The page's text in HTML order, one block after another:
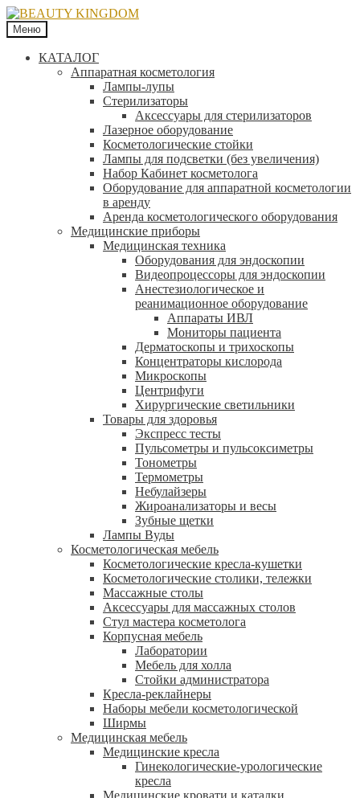
Меню
КАТАЛОГ
Аппаратная косметология
Лампы-лупы
Стерилизаторы
Аксессуары для стерилизаторов
Лазерное оборудование
Косметологические стойки
Лампы для подсветки (без увеличения)
Набор Кабинет косметолога
Оборудование для аппаратной косметологии
в аренду
Аренда косметологического оборудования
Медицинские приборы
Медицинская техника
Оборудования для эндоскопии
Видеопроцессоры для эндоскопии
Анестезиологическое и
реанимационное оборудование
Аппараты ИВЛ
Мониторы пациента
Дерматоскопы и трихоскопы
Концентраторы кислорода
Микроскопы
Центрифуги
Xирургические светильники
Товары для здоровья
Экспресс тесты
Пульсометры и пульсоксиметры
Тонометры
Термометры
Небулайзеры
Жироанализаторы и весы
Зубные щетки
Лампы Вуды
Косметологическая мебель
Косметологические кресла-кушетки
Косметологические столики, тележки
Массажные столы
Аксессуары для массажных столов
Стул мастера косметолога
Корпусная мебель
Лаборатории
Мебель для холла
Стойки администратора
Кресла-реклайнеры
Наборы мебели косметологической
Ширмы
Медицинская мебель
Медицинские кресла
Гинекологические-урологические
кресла
Медицинские кровати и каталки